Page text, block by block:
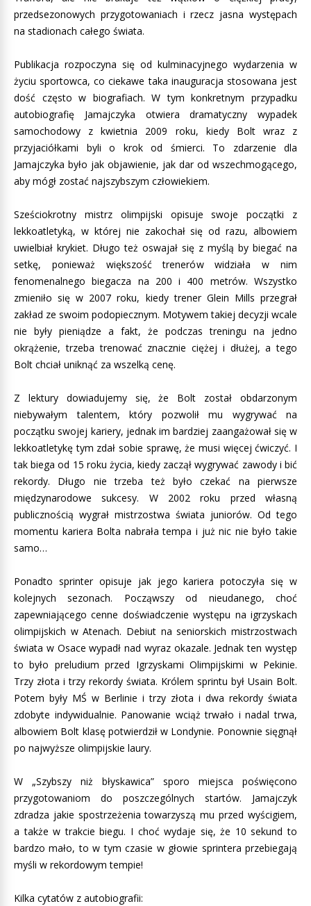
przedsezonowych przygotowaniach i rzecz jasna występach
na stadionach całego świata.
Publikacja rozpoczyna się od kulminacyjnego wydarzenia w
życiu sportowca, co ciekawe taka inauguracja stosowana jest
dość często w biografiach. W tym konkretnym przypadku
autobiografię Jamajczyka otwiera dramatyczny wypadek
samochodowy z kwietnia 2009 roku, kiedy Bolt wraz z
przyjaciółkami byli o krok od śmierci. To zdarzenie dla
Jamajczyka było jak objawienie, jak dar od wszechmogącego,
aby mógł zostać najszybszym człowiekiem.
Sześciokrotny mistrz olimpijski opisuje swoje początki z
lekkoatletyką, w której nie zakochał się od razu, albowiem
uwielbiał krykiet. Długo też oswajał się z myślą by biegać na
setkę, ponieważ większość trenerów widziała w nim
fenomenalnego biegacza na 200 i 400 metrów. Wszystko
zmieniło się w 2007 roku, kiedy trener Glein Mills przegrał
zakład ze swoim podopiecznym. Motywem takiej decyzji wcale
nie były pieniądze a fakt, że podczas treningu na jedno
okrążenie, trzeba trenować znacznie ciężej i dłużej, a tego
Bolt chciał uniknąć za wszelką cenę.
Z lektury dowiadujemy się, że Bolt został obdarzonym
niebywałym talentem, który pozwolił mu wygrywać na
początku swojej kariery, jednak im bardziej zaangażował się w
lekkoatletykę tym zdał sobie sprawę, że musi więcej ćwiczyć. I
tak biega od 15 roku życia, kiedy zaczął wygrywać zawody i bić
rekordy. Długo nie trzeba też było czekać na pierwsze
międzynarodowe sukcesy. W 2002 roku przed własną
publicznością wygrał mistrzostwa świata juniorów. Od tego
momentu kariera Bolta nabrała tempa i już nic nie było takie
samo…
Ponadto sprinter opisuje jak jego kariera potoczyła się w
kolejnych sezonach. Począwszy od nieudanego, choć
zapewniającego cenne doświadczenie występu na igrzyskach
olimpijskich w Atenach. Debiut na seniorskich mistrzostwach
świata w Osace wypadł nad wyraz okazale. Jednak ten występ
to było preludium przed Igrzyskami Olimpijskimi w Pekinie.
Trzy złota i trzy rekordy świata. Królem sprintu był Usain Bolt.
Potem były MŚ w Berlinie i trzy złota i dwa rekordy świata
zdobyte indywidualnie. Panowanie wciąż trwało i nadal trwa,
albowiem Bolt klasę potwierdził w Londynie. Ponownie sięgnął
po najwyższe olimpijskie laury.
W „Szybszy niż błyskawica” sporo miejsca poświęcono
przygotowaniom do poszczególnych startów. Jamajczyk
zdradza jakie spostrzeżenia towarzyszą mu przed wyścigiem,
a także w trakcie biegu. I choć wydaje się, że 10 sekund to
bardzo mało, to w tym czasie w głowie sprintera przebiegają
myśli w rekordowym tempie!
Kilka cytatów z autobiografii: